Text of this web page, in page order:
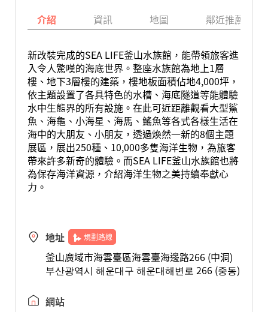
介紹 資訊 地圖 鄰近推薦景點
新改裝完成的SEA LIFE釜山水族館，能帶領旅客進
入令人驚嘆的海底世界。整座水族館為地上1層
樓、地下3層樓的建築，樓地板面積佔地4,000坪，
依主題設置了各具特色的水槽、海底隧道等能體驗
水中生態界的所有設施。在此可近距離觀看大型鯊
魚、海龜、小海星、海馬、鰩魚等各式各樣生活在
海中的大朋友、小朋友，透過煥然一新的8個主題
展區，展出250種、10,000多隻海洋生物，為旅客
帶來許多新奇的體驗。而SEA LIFE釜山水族館也將
為保存海洋資源，介紹海洋生物之美持續奉獻心
力。
地址 規劃路線
釜山廣域市海雲臺區海雲臺海邊路266 (中洞)
부산광역시 해운대구 해운대해변로 266 (중동)
網站